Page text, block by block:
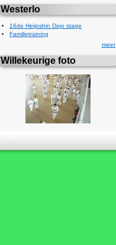
Westerlo
16de Heijoshin Dojo stage
Familietraining
meer
Willekeurige foto